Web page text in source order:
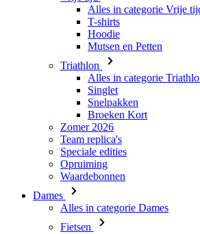
Triathlon
Alles in categorie Triathlon
Singlet
Snelpakken
Broeken Kort
Zomer 2026
Team replica's
Speciale edities
Opruiming
Waardebonnen
Dames
Alles in categorie Dames
Fietsen
Alles in categorie Fietsen
Shirts Lange Mouw
Body's en Windstoppers
Jacks Lange Mouw